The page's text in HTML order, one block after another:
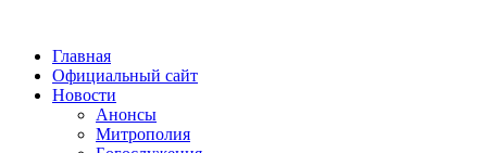
Главная
Официальный сайт
Новости
Анонсы
Митрополия